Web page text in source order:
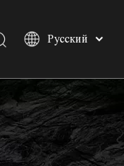
Pусский
English